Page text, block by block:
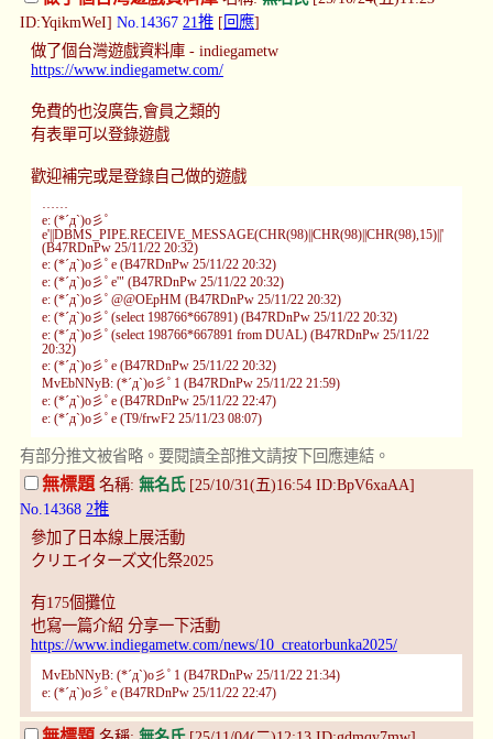
ID:YqikmWeI] No.14367 21推 [ 回應]
做了個台灣遊戲資料庫 - indiegametw
https://www.indiegametw.com/
免費的也沒廣告,會員之類的
有表單可以登錄遊戲
歡迎補完或是登錄自己做的遊戲
e: (*´д`)o彡ﾟ
e'||DBMS_PIPE.RECEIVE_MESSAGE(CHR(98)||CHR(98)||CHR(98),15)||'
(B47RDnPw 25/11/22 20:32)
e: (*´д`)o彡ﾟe (B47RDnPw 25/11/22 20:32)
e: (*´д`)o彡ﾟe'" (B47RDnPw 25/11/22 20:32)
e: (*´д`)o彡ﾟ@@OEpHM (B47RDnPw 25/11/22 20:32)
e: (*´д`)o彡ﾟ(select 198766*667891) (B47RDnPw 25/11/22 20:32)
e: (*´д`)o彡ﾟ(select 198766*667891 from DUAL) (B47RDnPw 25/11/22
20:32)
e: (*´д`)o彡ﾟe (B47RDnPw 25/11/22 20:32)
MvEbNNyB: (*´д`)o彡ﾟ1 (B47RDnPw 25/11/22 21:59)
e: (*´д`)o彡ﾟe (B47RDnPw 25/11/22 22:47)
e: (*´д`)o彡ﾟe (T9/frwF2 25/11/23 08:07)
有部分推文被省略。要閱讀全部推文請按下回應連結。
無標題名稱: 無名氏[25/10/31(五)16:54 ID:BpV6xaAA]
No.14368 2推
參加了日本線上展活動
クリエイターズ文化祭2025
有175個攤位
也寫一篇介紹 分享一下活動
https://www.indiegametw.com/news/10_creatorbunka2025/
MvEbNNyB: (*´д`)o彡ﾟ1 (B47RDnPw 25/11/22 21:34)
e: (*´д`)o彡ﾟe (B47RDnPw 25/11/22 22:47)